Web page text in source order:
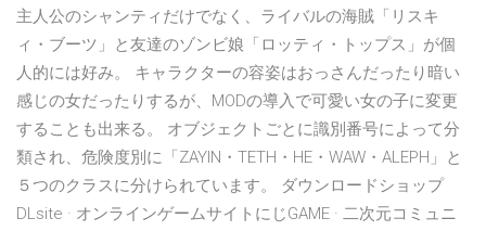
主人公のシャンティだけでなく、ライバルの海賊「リスキ
ィ・ブーツ」と友達のゾンビ娘「ロッティ・トップス」が個
人的には好み。 キャラクターの容姿はおっさんだったり暗い
感じの女だったりするが、MODの導入で可愛い女の子に変更
することも出来る。 オブジェクトごとに識別番号によって分
類され、危険度別に「ZAYIN・TETH・HE・WAW・ALEPH」と
５つのクラスに分けられています。 ダウンロードショップ
DLsite · オンラインゲームサイトにじGAME · 二次元コミュニ